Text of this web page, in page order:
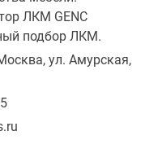
ЛКМ GENC
подбор ЛКМ.
ул. Амурская,